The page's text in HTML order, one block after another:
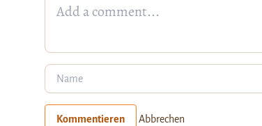
Kommentieren Abbrechen